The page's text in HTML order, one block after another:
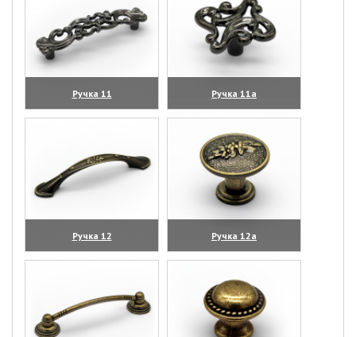
Ручка 11
(увеличить)
Ручка 11а
(увеличить)
Ручка 12
(увеличить)
Ручка 12а
(увеличить)